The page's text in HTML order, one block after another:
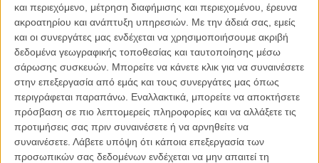
και περιεχόμενο, μέτρηση διαφήμισης και περιεχομένου, έρευνα
ακροατηρίου και ανάπτυξη υπηρεσιών. Με την άδειά σας, εμείς
και οι συνεργάτες μας ενδέχεται να χρησιμοποιήσουμε ακριβή
δεδομένα γεωγραφικής τοποθεσίας και ταυτοποίησης μέσω
σάρωσης συσκευών. Μπορείτε να κάνετε κλικ για να συναινέσετε
στην επεξεργασία από εμάς και τους συνεργάτες μας όπως
περιγράφεται παραπάνω. Εναλλακτικά, μπορείτε να αποκτήσετε
πρόσβαση σε πιο λεπτομερείς πληροφορίες και να αλλάξετε τις
προτιμήσεις σας πριν συναινέσετε ή να αρνηθείτε να
συναινέσετε. Λάβετε υπόψη ότι κάποια επεξεργασία των
προσωπικών σας δεδομένων ενδέχεται να μην απαιτεί τη
Αν σκεφτεί κανείς μάλιστα πως κάθε ταινία του, φέρνει κι ένα κύμα
σινεφίλ τουρισμό στον προορισμό του τίτλου της, καταλαβαίνεις την
θέρμη του δημάρχου του Ρίο να φέρει τον Γούντι Αλεν ως την
Βραζιλία.
«Είμαι διατεθειμένος να πληρώσω ολόκληρο το μπάτζετ της
παραγωγής» έλεγε ο Εντουάρντο Πάες σε μια συνέντευξη του στην
κυριακάτικη έκδοση της εφημερίδας «O Globo». «Θα πλήρωνα ότι
χρειαζόταν προκειμένου να τον φέρω να γυρίσει μια ταινία εδώ».